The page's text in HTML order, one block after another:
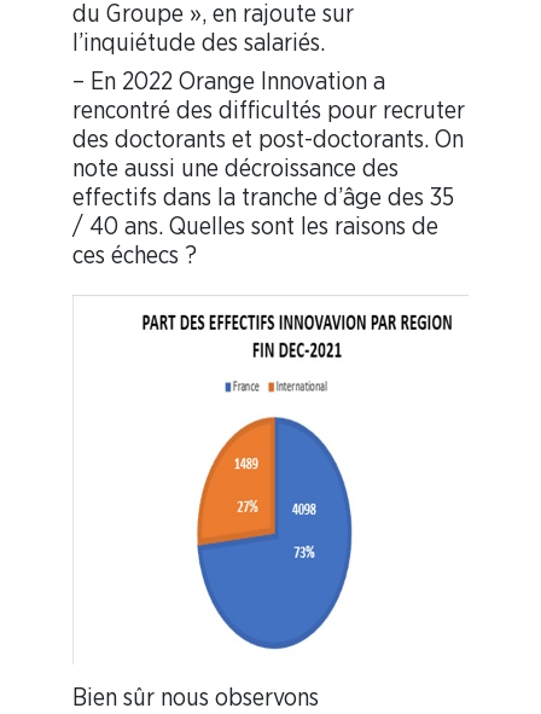
du Groupe », en rajoute sur
l’inquiétude des salariés.
– En 2022 Orange Innovation a
rencontré des difficultés pour recruter
des doctorants et post-doctorants. On
note aussi une décroissance des
effectifs dans la tranche d’âge des 35
/ 40 ans. Quelles sont les raisons de
ces échecs ?
Bien sûr nous observons